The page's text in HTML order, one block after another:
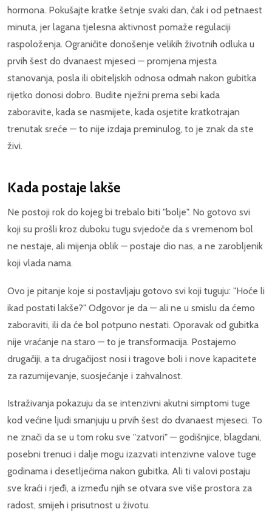
hormona. Pokušajte kratke šetnje svaki dan, čak i od petnaest
minuta, jer lagana tjelesna aktivnost pomaže regulaciji
raspoloženja. Ograničite donošenje velikih životnih odluka u
prvih šest do dvanaest mjeseci — promjena mjesta
stanovanja, posla ili obiteljskih odnosa odmah nakon gubitka
rijetko donosi dobro. Budite nježni prema sebi kada
zaboravite, kada se nasmijete, kada osjetite kratkotrajan
trenutak sreće — to nije izdaja preminulog, to je znak da ste
živi.
Kada postaje lakše
Ne postoji rok do kojeg bi trebalo biti "bolje". No gotovo svi
koji su prošli kroz duboku tugu svjedoče da s vremenom bol
ne nestaje, ali mijenja oblik — postaje dio nas, a ne zarobljenik
koji vlada nama.
Ovo je pitanje koje si postavljaju gotovo svi koji tuguju: "Hoće li
ikad postati lakše?" Odgovor je da — ali ne u smislu da ćemo
zaboraviti, ili da će bol potpuno nestati. Oporavak od gubitka
nije vraćanje na staro — to je transformacija. Postajemo
drugačiji, a ta drugačijost nosi i tragove boli i nove kapacitete
za razumijevanje, suosjećanje i zahvalnost.
Istraživanja pokazuju da se intenzivni akutni simptomi tuge
kod većine ljudi smanjuju u prvih šest do dvanaest mjeseci. To
ne znači da se u tom roku sve "zatvori" — godišnjice, blagdani,
posebni trenuci i dalje mogu izazvati intenzivne valove tuge
godinama i desetljećima nakon gubitka. Ali ti valovi postaju
sve kraći i rjeđi, a između njih se otvara sve više prostora za
radost, smijeh i prisutnost u životu.